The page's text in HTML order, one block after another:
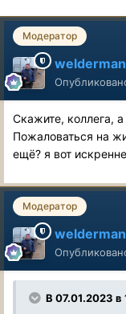
Модератор
welderman
Скажите, коллега,
Пожаловаться на
ещё? я вот
Модератор
welderman
В 07.01.2023 в